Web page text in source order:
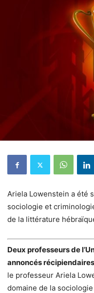
Ariela Lowenstein a été
sociologie et
de la littérature
Deux professeurs de
annoncés
le professeur Ariela
domaine de la